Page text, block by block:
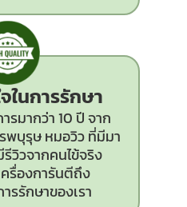
ในการรักษา
รมากว่า 10 ปี จาก
พบุรุษ หมอวิว ที่มีมา
วิวจากคนไข้จริง
รื่องการันตีถึง
รรักษาของเรา